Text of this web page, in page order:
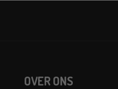
OVER ONS